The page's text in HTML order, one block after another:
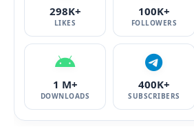
298K+
LIKES
100K+
FOLLOWERS
1 M+
DOWNLOADS
400K+
SUBSCRIBERS